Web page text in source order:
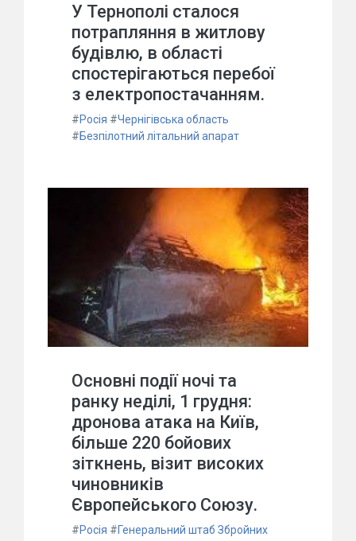
У Тернополі сталося
потрапляння в житлову
будівлю, в області
спостерігаються перебої
з електропостачанням.
#Росія #Чернігівська область
#Безпілотний літальний апарат
Основні події ночі та
ранку неділі, 1 грудня:
дронова атака на Київ,
більше 220 бойових
зіткнень, візит високих
чиновників
Європейського Союзу.
#Росія #Генеральний штаб Збройних